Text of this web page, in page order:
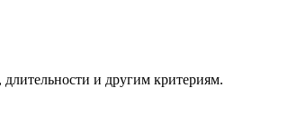
и другим критериям.